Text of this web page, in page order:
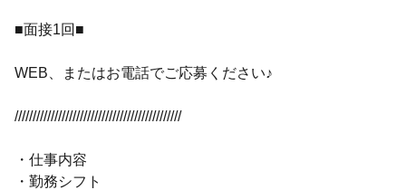
■面接1回■
WEB、またはお電話でご応募ください♪
//////////////////////////////////////////////
・仕事内容
・勤務シフト